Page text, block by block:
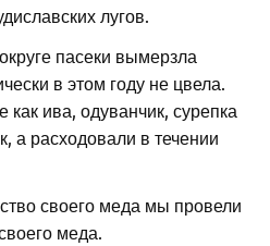
лугов.
пасеки вымерзла
в этом году не цвела.
ива, одуванчик, сурепка
а расходовали в течении
своего меда мы провели
меда.